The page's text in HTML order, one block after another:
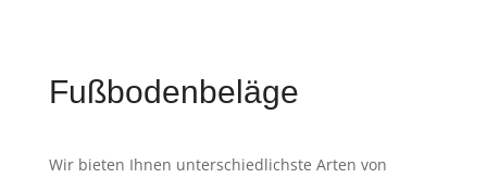
Fußbodenbeläge
Wir bieten Ihnen unterschiedlichste Arten von